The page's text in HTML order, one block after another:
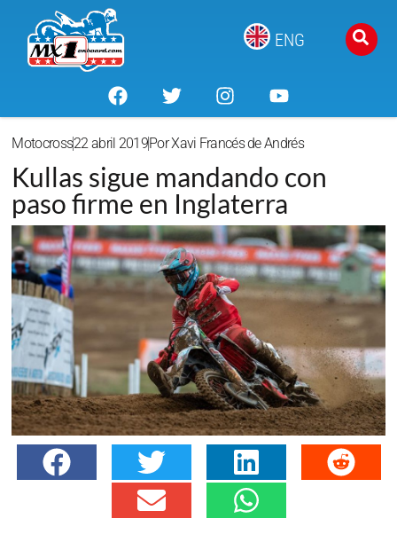
ENG
Motocross22 abril 2019PorXavi Francés de Andrés
Kullas sigue mandando con
paso firme en Inglaterra